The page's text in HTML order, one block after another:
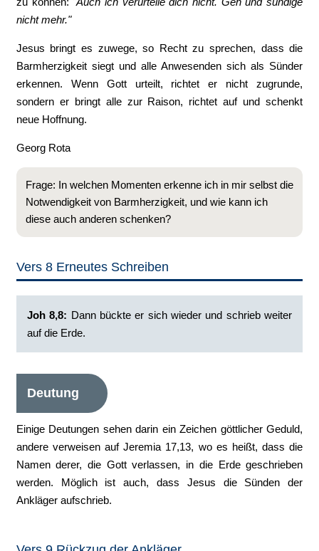
nicht mehr."
Jesus bringt es zuwege, so Recht zu sprechen, dass die
Barmherzigkeit siegt und alle Anwesenden sich als Sünder
erkennen. Wenn Gott urteilt, richtet er nicht zugrunde,
sondern er bringt alle zur Raison, richtet auf und schenkt
neue Hoffnung.
Georg Rota
Frage: In welchen Momenten erkenne ich in mir selbst die
Notwendigkeit von Barmherzigkeit, und wie kann ich
diese auch anderen schenken?
Vers 8 Erneutes Schreiben
Joh 8,8: Dann bückte er sich wieder und schrieb weiter
auf die Erde.
Deutung
Einige Deutungen sehen darin ein Zeichen göttlicher Geduld,
andere verweisen auf Jeremia 17,13, wo es heißt, dass die
Namen derer, die Gott verlassen, in die Erde geschrieben
werden. Möglich ist auch, dass Jesus die Sünden der
Ankläger aufschrieb.